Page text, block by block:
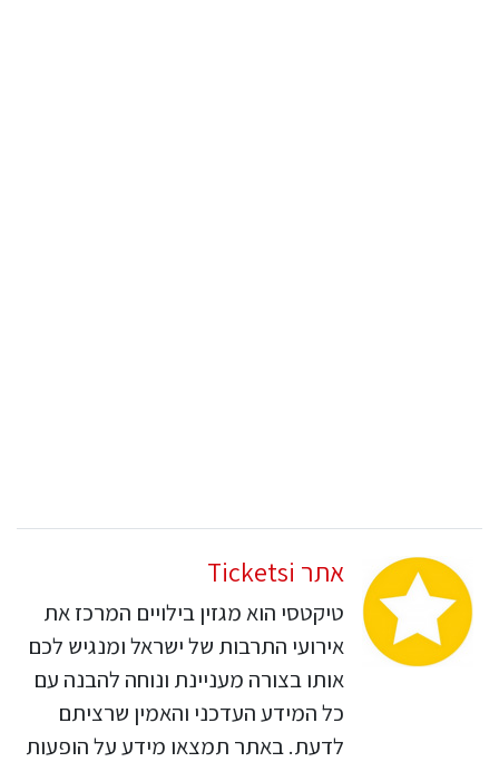
אתר Ticketsi
טיקטסי הוא מגזין בילויים המרכז את
אירועי התרבות של ישראל ומנגיש לכם
אותו בצורה מעניינת ונוחה להבנה עם
כל המידע העדכני והאמין שרציתם
לדעת. באתר תמצאו מידע על הופעות